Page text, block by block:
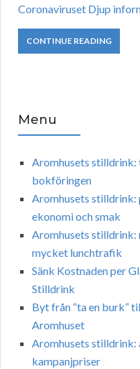
Coronaviruset Djup
CONTINUE READING
Menu
Aromhusets stilldrink:
bokföringen
Aromhusets
ekonomi och smak
Aromhusets stilldrink:
mycket lunchtrafik
Sänk Kostnaden per
Stilldrink
Byt från “ta en burk”
Aromhuset
Aromhusets
kampanjpriser